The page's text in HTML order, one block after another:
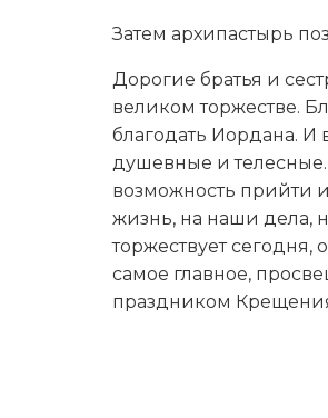
Затем архипастырь
Дорогие братья и
великом торжестве.
благодать Иордана. И
душевные и телесные.
возможность прийти
жизнь, на наши дела,
торжествует
самое главное,
праздником